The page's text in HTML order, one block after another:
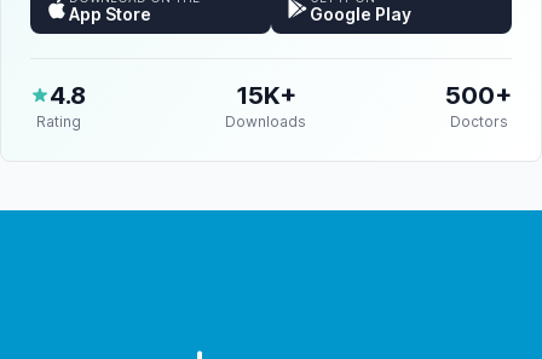
App Store Google Play
4.8
Rating
15K+
Downloads
500+
Doctors